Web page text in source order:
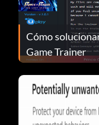
Cómo
Game Trainer